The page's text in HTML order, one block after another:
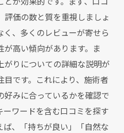
評価の数と質を重視しましょ
く、多くのレビューが寄せら
高い傾向があります。ま
がりについての詳細な説明が
です。これにより、施術者
好みに合っているかを確認で
ーワードを含む口コミを探す
ば、「持ちが良い」「自然な